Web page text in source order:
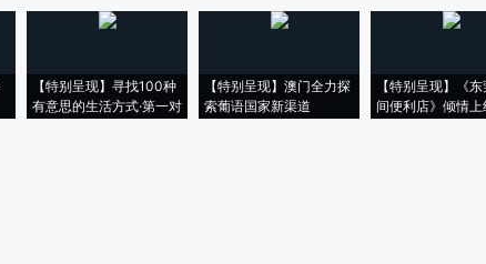
【特别呈现】寻找100种
有意思的生活方式·第一对
【特别呈现】澳门全力探
索葡语国家新渠道
【特别呈现】《
间便利店》倾情上